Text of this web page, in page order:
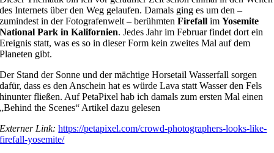
des Internets über den Weg gelaufen. Damals ging es um den –
zumindest in der Fotografenwelt – berühmtenFirefall imYosemite
National Park in Kalifornien. Jedes Jahr im Februar findet dort ein
Ereignis statt, was es so in dieser Form kein zweites Mal auf dem
Planeten gibt.
Der Stand der Sonne und der mächtige Horsetail Wasserfall sorgen
dafür, dass es den Anschein hat es würde Lava statt Wasser den Fels
hinunter fließen. Auf PetaPixel hab ich damals zum ersten Mal einen
„Behind the Scenes“ Artikel dazu gelesen
Externer Link: https://petapixel.com/crowd-photographers-looks-like-
firefall-yosemite/